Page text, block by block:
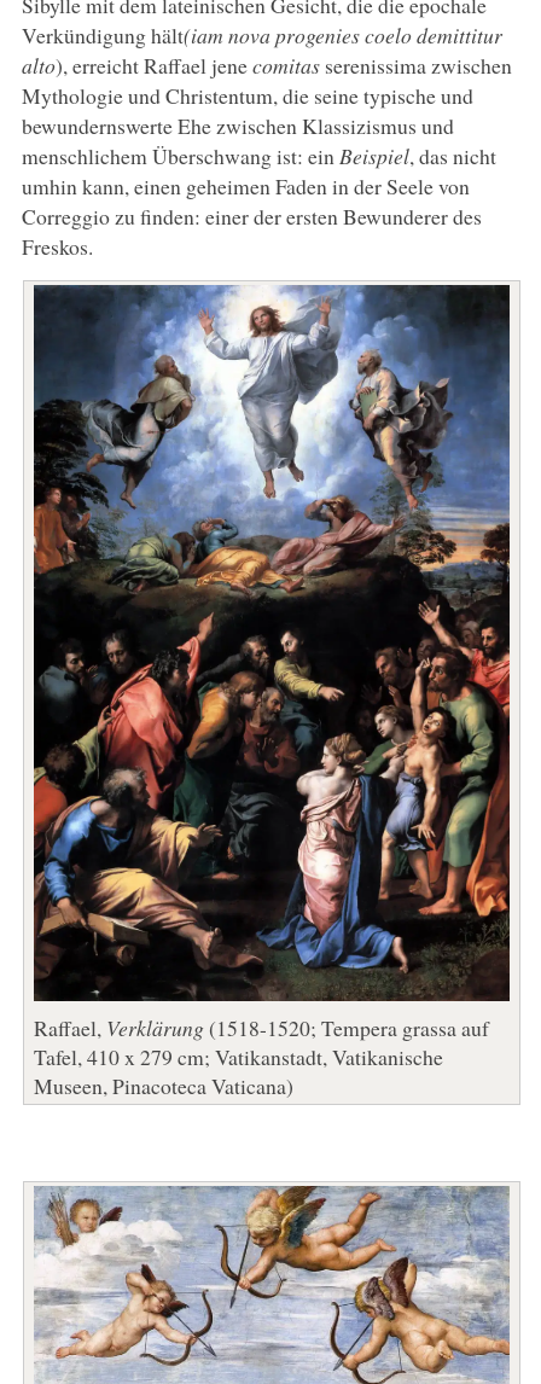
Verkündigung hält(iam nova progenies coelo demittitur
alto), erreicht Raffael jenecomitasserenissima zwischen
Mythologie und Christentum, die seine typische und
bewundernswerte Ehe zwischen Klassizismus und
menschlichem Überschwang ist: ein Beispiel, das nicht
umhin kann, einen geheimen Faden in der Seele von
Correggio zu finden: einer der ersten Bewunderer des
Freskos.
Raffael, Verklärung(1518-1520; Tempera grassa auf
Tafel, 410 x 279 cm; Vatikanstadt, Vatikanische
Museen, Pinacoteca Vaticana)